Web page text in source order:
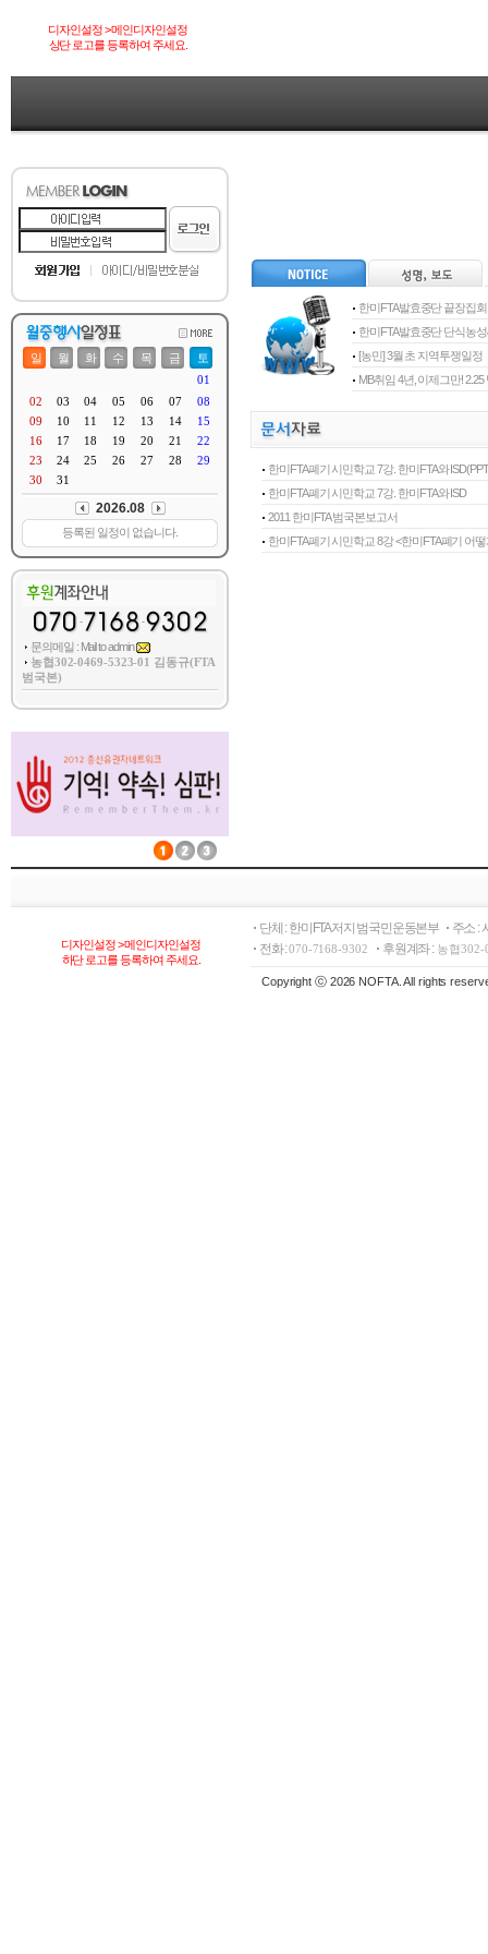
디자인설정 > 메인디자인설정
상단 로고를 등록하여 주세요.
문의메일 : Mail to admin
농협302-0469-5323-01 김동규(FTA
범국본)
한미FTA발효중단 끝장집회
한미FTA발효중단 단식농
[농민] 3월 초 지역투쟁일정
MB취임 4년, 이제그만!
한미FTA폐기 시민학교 7강. 한미FTA와
한미FTA폐기 시민학교 7강. 한미FTA와 ISD
2011 한미FTA 범국본보고서
한미FTA폐기 시민학교 8강 <한미FTA폐기 어
디자인설정 > 메인디자인설정
하단 로고를 등록하여 주세요.
단체 : 한미FTA저지 범국민운동본부
주소 :
전화 :070-7168-9302 후원계좌 : 농협302-
Copyright ⓒ 2026 NOFTA. All rights